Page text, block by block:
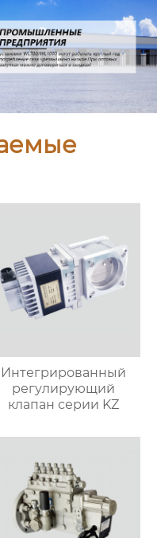
Интегрированный
регулирующий
клапан серии KZ